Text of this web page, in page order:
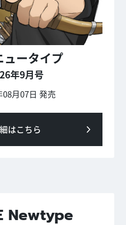
ュータイプ
年9月号
08月07日 発売
はこちら
Newtype